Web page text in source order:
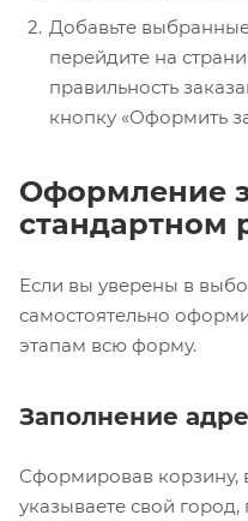
Добавьте
перейдите на
правильность
кнопку «Оформить
Оформление
стандартном
Если вы уверены в
самостоятельно
этапам всю форму.
Заполнение
Сформировав корзину,
указываете свой